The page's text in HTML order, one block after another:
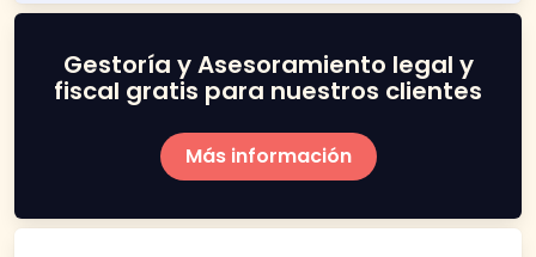
Gestoría y Asesoramiento legal y
fiscal gratis para nuestros clientes
Más información